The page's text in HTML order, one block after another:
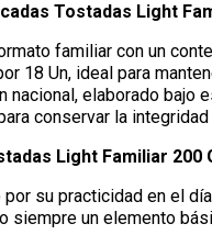
Tostadas Light
familiar con un
18 Un, ideal para
nacional, elaborado bajo
conservar la
Light Familiar 200
su practicidad en el
siempre un elemento